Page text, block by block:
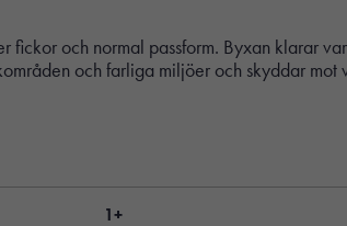
fickor och normal passform. Byxan klarar
och farliga miljöer och skyddar mot
1+